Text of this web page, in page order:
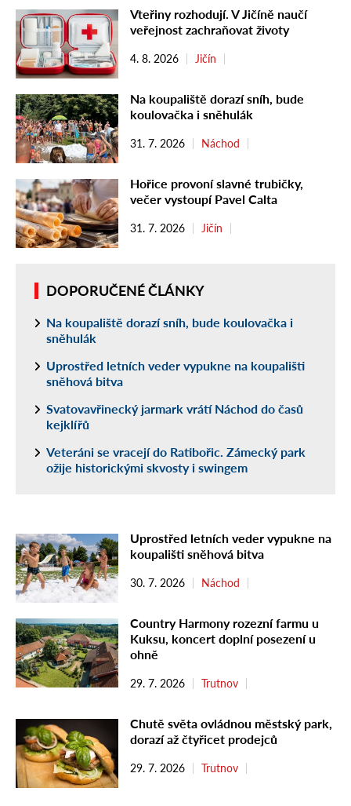
Vteřiny rozhodují. V Jičíně naučí
veřejnost zachraňovat životy
4. 8. 2026 Jičín
Na koupaliště dorazí sníh, bude
koulovačka i sněhulák
31. 7. 2026 Náchod
Hořice provoní slavné trubičky,
večer vystoupí Pavel Calta
31. 7. 2026 Jičín
DOPORUČENÉ ČLÁNKY
Na koupaliště dorazí sníh, bude koulovačka i
sněhulák
Uprostřed letních veder vypukne na koupališti
sněhová bitva
Svatovavřinecký jarmark vrátí Náchod do časů
kejklířů
Veteráni se vracejí do Ratibořic. Zámecký park
ožije historickými skvosty i swingem
Uprostřed letních veder vypukne na
koupališti sněhová bitva
30. 7. 2026 Náchod
Country Harmony rozezní farmu u
Kuksu, koncert doplní posezení u
ohně
29. 7. 2026 Trutnov
Chutě světa ovládnou městský park,
dorazí až čtyřicet prodejců
29. 7. 2026 Trutnov